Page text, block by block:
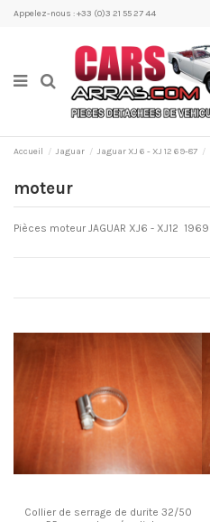
Appelez-nous : +33 (0)3 21 55 27 44
Accueil Jaguar Jaguar XJ 6 - XJ 12 69-87
moteur
Pièces moteur JAGUAR XJ6 - XJ12
Collier de serrage de durite 32/50